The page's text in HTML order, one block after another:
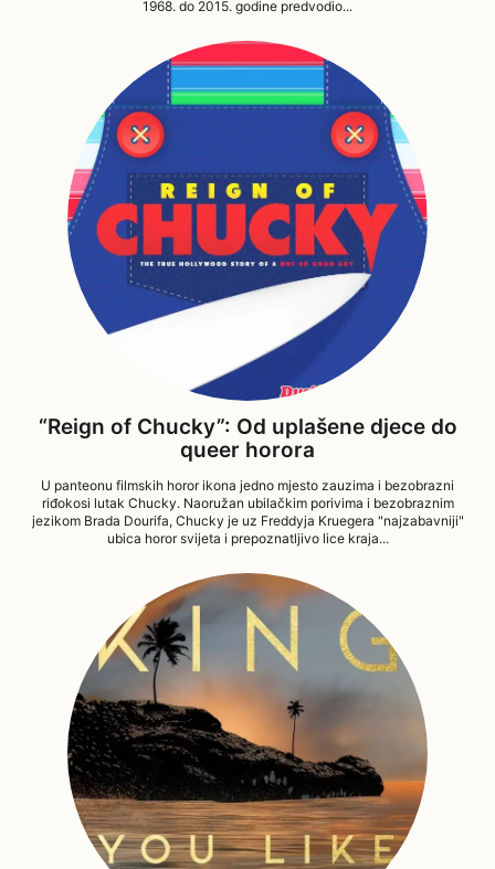
1968. do 2015. godine predvodio...
“Reign of Chucky”: Od uplašene djece do
queer horora
U panteonu filmskih horor ikona jedno mjesto zauzima i bezobrazni
riđokosi lutak Chucky. Naoružan ubilačkim porivima i bezobraznim
jezikom Brada Dourifa, Chucky je uz Freddyja Kruegera "najzabavniji"
ubica horor svijeta i prepoznatljivo lice kraja...